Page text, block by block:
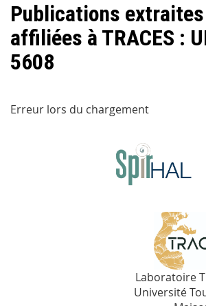
Publications
affiliées à TRACES :
5608
Erreur lors du chargement
Laboratoire
Université